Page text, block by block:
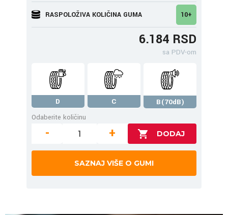
RASPOLOŽIVA KOLIČINA GUMA 10+
6.184 RSD
sa PDV-om
D C
B(70dB)
Odaberite količinu
- +
SAZNAJ VIŠE O GUMI